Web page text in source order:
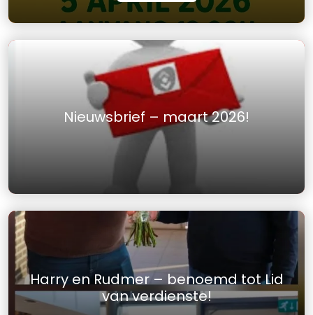
Nieuwsbrief – maart 2026!
Harry en Rudmer – benoemd tot Lid
van verdienste!